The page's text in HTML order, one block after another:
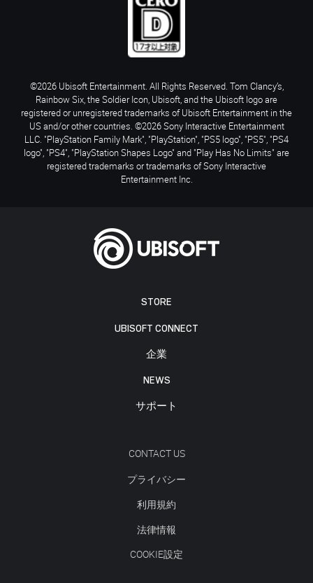
STORE
UBISOFT CONNECT
企業
NEWS
サポート
CONTACT US
プライバシー
利用規約
法律情報
COOKIE設定
©2026 Ubisoft Entertainment. All Rights Reserved. Tom Clancy’s,
Rainbow Six, the Soldier Icon, Ubisoft, and the Ubisoft logo are
registered or unregistered trademarks of Ubisoft Entertainment in the
US and/or other countries. ©2026 Sony Interactive Entertainment
LLC. "PlayStation Family Mark", "PlayStation", "PS5 logo", "PS5", "PS4
logo", "PS4", "PlayStation Shapes Logo" and "Play Has No Limits" are
registered trademarks or trademarks of Sony Interactive
Entertainment Inc.